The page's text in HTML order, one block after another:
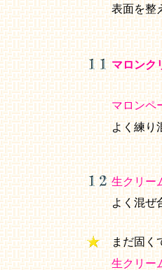
表面を整
マロンク
マロンペ
よく練
生クリー
よく混ぜ
まだ固く
生クリー